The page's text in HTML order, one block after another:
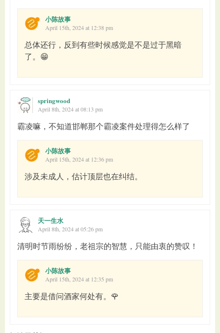
小陈故事
April 15th, 2024 at 12:38 pm
总体还行，反到有些时候感觉是不是过于黑暗
了。😁
springwood
April 8th, 2024 at 08:13 pm
霸凌嘛，不知道邯郸那个霸凌案件处理得怎么样了
小陈故事
April 15th, 2024 at 12:36 pm
涉及未成人，估计顶层也在纠结。
天一生水
April 8th, 2024 at 05:26 pm
清明时节雨纷纷，老祖宗的智慧，只能由衷的赞叹！
小陈故事
April 15th, 2024 at 12:35 pm
主要是借问酒家何处有。🌹